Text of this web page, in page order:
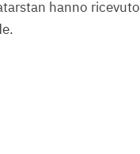
hanno ricevuto